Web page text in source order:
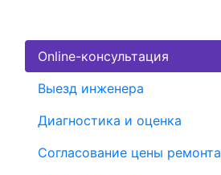
Online-консультация
Выезд инженера
Диагностика и оценка
Согласование цены ремонта